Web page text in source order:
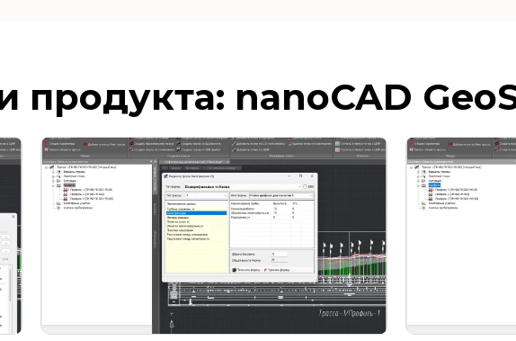
продукта: nanoCAD